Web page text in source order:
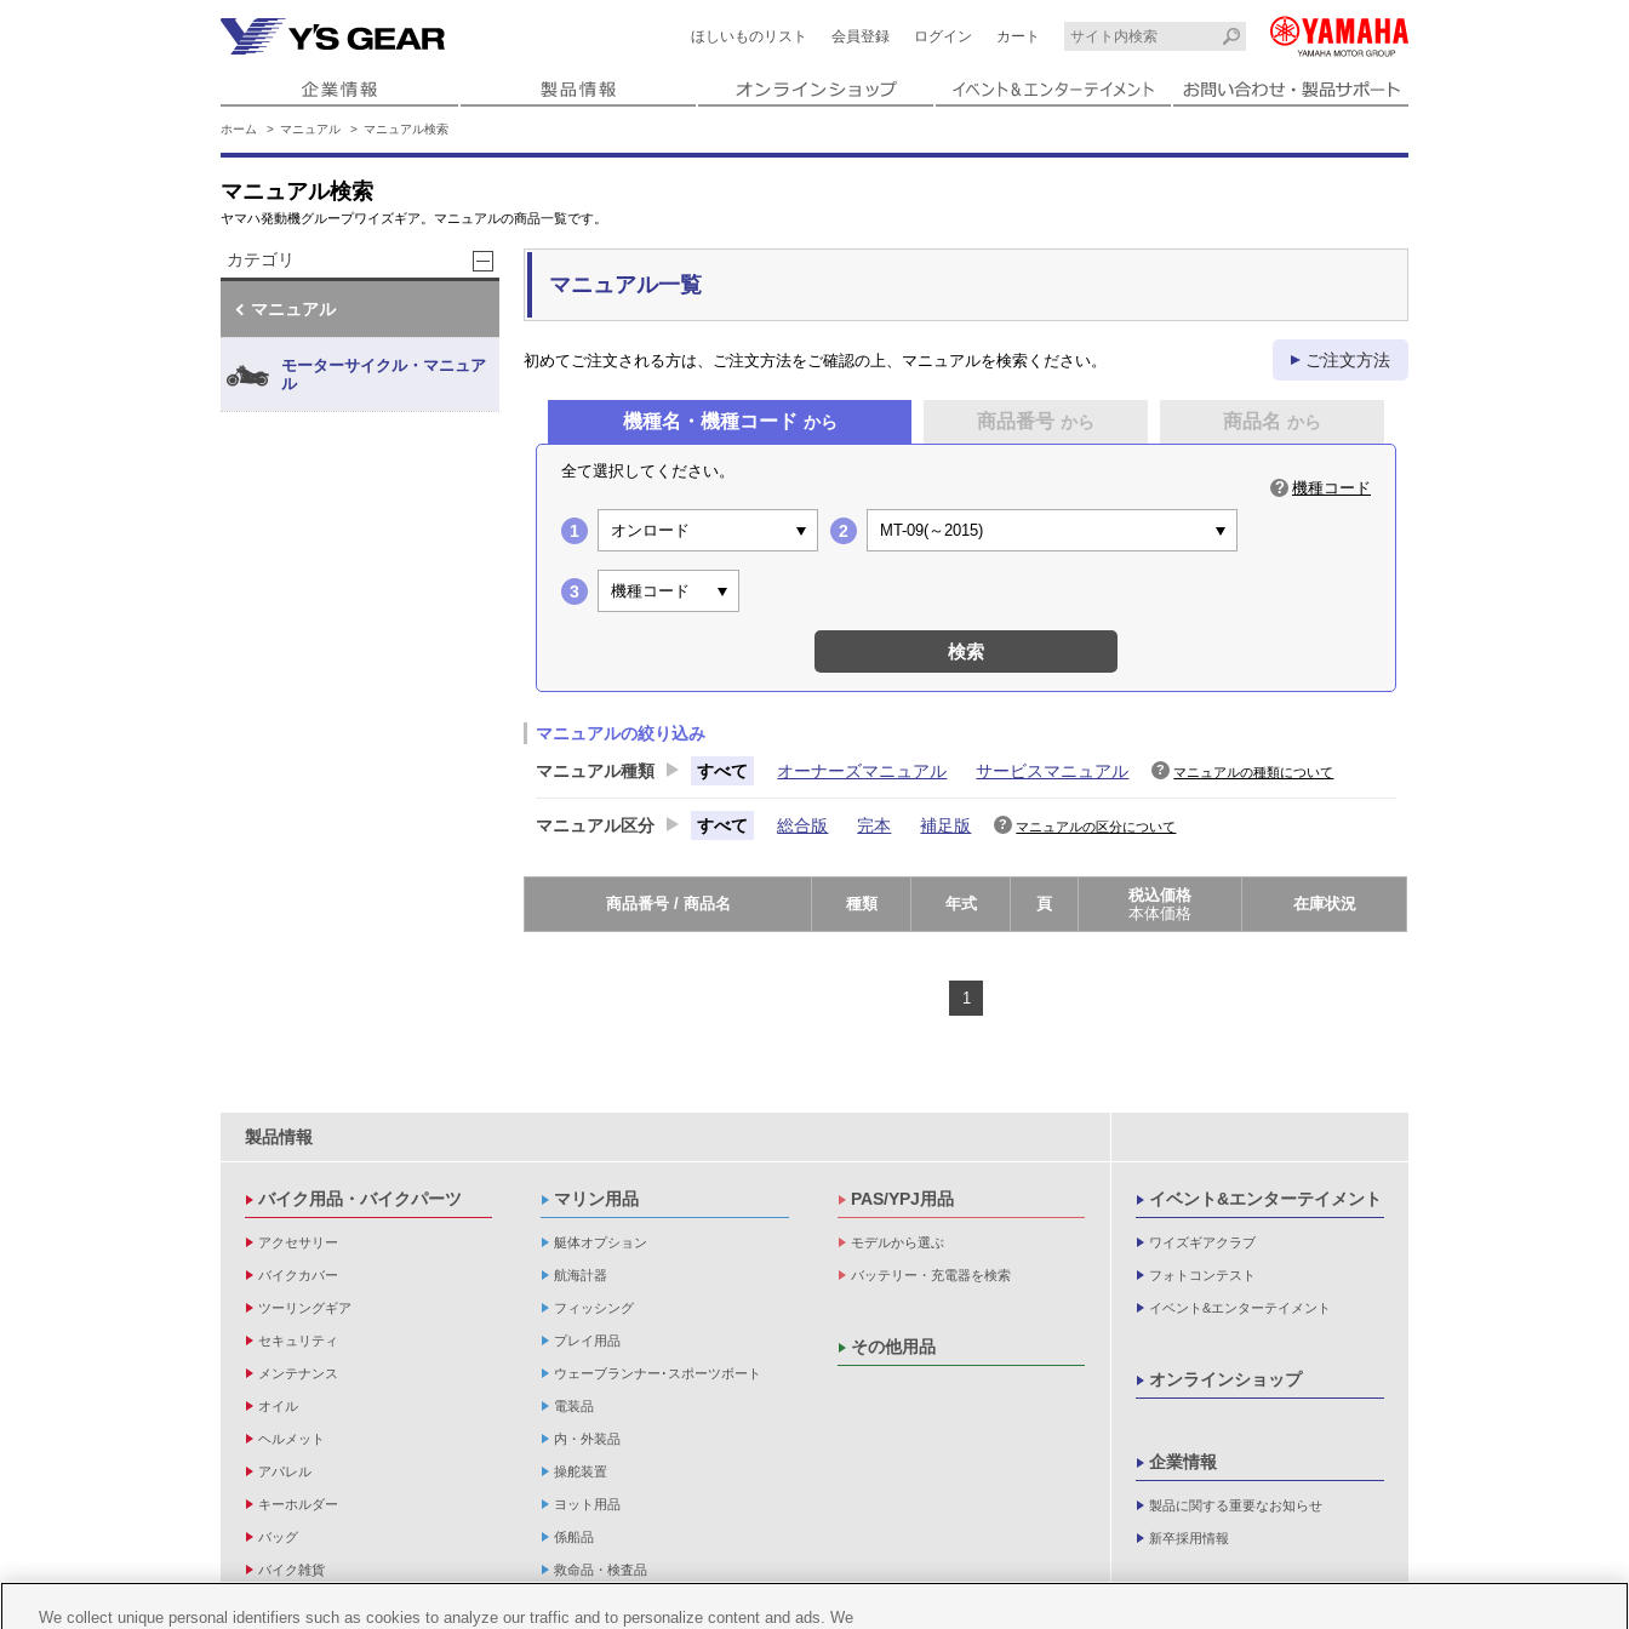
ほしいもの リスト 会員登録 ログイン カート
ホーム マニュアル マニュアル検索
マニュアル検索
ヤマハ発動機グループワイズギア。マニュアルの商品一覧です。
マニュアル一覧
初めてご注文される方は、ご注文方法をご確認の上、マニュアルを検索ください。 ご注文方法
機種名・ 機種コード から
全て選択してください。
機種コード
オンロード MT-09(～2015)
機種コード
検索
商品番号 から 商品名 から
マニュアルの絞り込み
マニュアル種類 すべて オーナーズマニュアル サービスマニュアル マニュアルの種類について
マニュアル区分 すべて 総合版 完本 補足版 マニュアルの区分について
商品番号 / 商品名 種類 年式 頁
税込価格
本体価格
在庫状況
1
カテゴリ
マニュアル
モーターサイクル・マニュア
ル
製品情報
バイク用品・バイクパーツ
アクセサリー
バイクカバー
ツーリングギア
セキュリティ
メンテナンス
オイル
ヘルメット
アパレル
キーホルダー
バッグ
バイク雑貨
マリン用品
艇体オプション
航海計器
フィッシング
プレイ用品
ウェーブランナー･スポーツボート
電装品
内・外装品
操舵装置
ヨット用品
係船品
救命品・検査品
PAS/YPJ用品
モデルから選ぶ
バッテリー・充電器を検索
その他用品
イベント&エンターテイメント
ワイズギアクラブ
フォトコンテスト
イベント&エンターテイメント
オンラインショップ
企業情報
製品に関する重要なお知らせ
新卒採用情報
We collect unique personal identifiers such as cookies to analyze our traffic and to personalize content and ads. We